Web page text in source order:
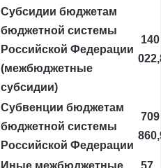
Субсидии бюджетам
бюджетной системы
Российской Федерации
(межбюджетные
субсидии)
140
Субвенции бюджетам
бюджетной системы
Российской Федерации
709
Иные межбюджетные
57